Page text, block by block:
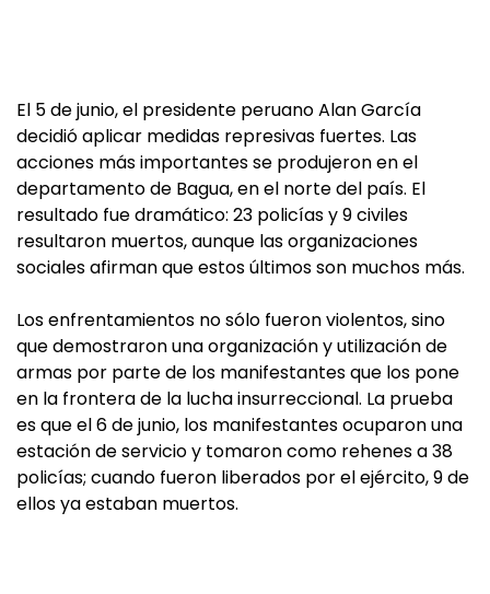
El 5 de junio, el presidente peruano Alan García
decidió aplicar medidas represivas fuertes. Las
acciones más importantes se produjeron en el
departamento de Bagua, en el norte del país. El
resultado fue dramático: 23 policías y 9 civiles
resultaron muertos, aunque las organizaciones
sociales afirman que estos últimos son muchos más.
Los enfrentamientos no sólo fueron violentos, sino
que demostraron una organización y utilización de
armas por parte de los manifestantes que los pone
en la frontera de la lucha insurreccional. La prueba
es que el 6 de junio, los manifestantes ocuparon una
estación de servicio y tomaron como rehenes a 38
policías; cuando fueron liberados por el ejército, 9 de
ellos ya estaban muertos.